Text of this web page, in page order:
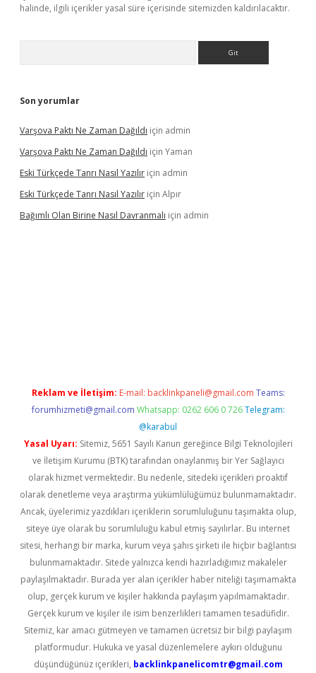
halinde, ilgili içerikler yasal süre içerisinde sitemizden kaldırılacaktır.
Son yorumlar
Varşova Paktı Ne Zaman Dağıldı için admin
Varşova Paktı Ne Zaman Dağıldı için Yaman
Eski Türkçede Tanrı Nasıl Yazılır için admin
Eski Türkçede Tanrı Nasıl Yazılır için Alpır
Bağımlı Olan Birine Nasıl Davranmalı için admin
Reklam ve İletişim: E-mail: backlinkpaneli@gmail.com Teams:
forumhizmeti@gmail.com Whatsapp: 0262 606 0 726 Telegram:
@karabul
Yasal Uyarı: Sitemiz, 5651 Sayılı Kanun gereğince Bilgi Teknolojileri
ve İletişim Kurumu (BTK) tarafından onaylanmış bir Yer Sağlayıcı
olarak hizmet vermektedir. Bu nedenle, sitedeki içerikleri proaktif
olarak denetleme veya araştırma yükümlülüğümüz bulunmamaktadır.
Ancak, üyelerimiz yazdıkları içeriklerin sorumluluğunu taşımakta olup,
siteye üye olarak bu sorumluluğu kabul etmiş sayılırlar. Bu internet
sitesi, herhangi bir marka, kurum veya şahıs şirketi ile hiçbir bağlantısı
bulunmamaktadır. Sitede yalnızca kendi hazırladığımız makaleler
paylaşılmaktadır. Burada yer alan içerikler haber niteliği taşımamakta
olup, gerçek kurum ve kişiler hakkında paylaşım yapılmamaktadır.
Gerçek kurum ve kişiler ile isim benzerlikleri tamamen tesadüfidir.
Sitemiz, kar amacı gütmeyen ve tamamen ücretsiz bir bilgi paylaşım
platformudur. Hukuka ve yasal düzenlemelere aykırı olduğunu
düşündüğünüz içerikleri, backlinkpanelicomtr@gmail.com